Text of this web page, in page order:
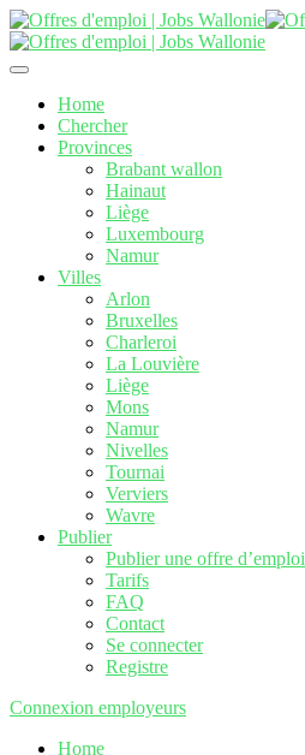
Home
Chercher
Provinces
Brabant wallon
Hainaut
Liège
Luxembourg
Namur
Villes
Arlon
Bruxelles
Charleroi
La Louvière
Liège
Mons
Namur
Nivelles
Tournai
Verviers
Wavre
Publier
Publier une offre d’emploi
Tarifs
FAQ
Contact
Se connecter
Registre
Connexion employeurs
Home